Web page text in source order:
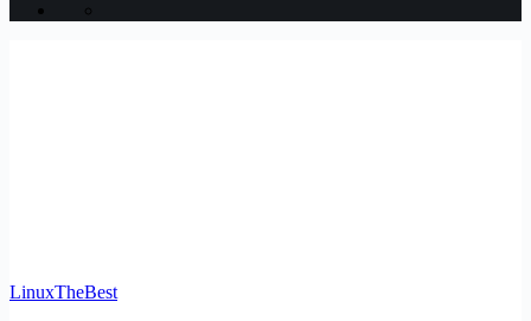
LinuxTheBest